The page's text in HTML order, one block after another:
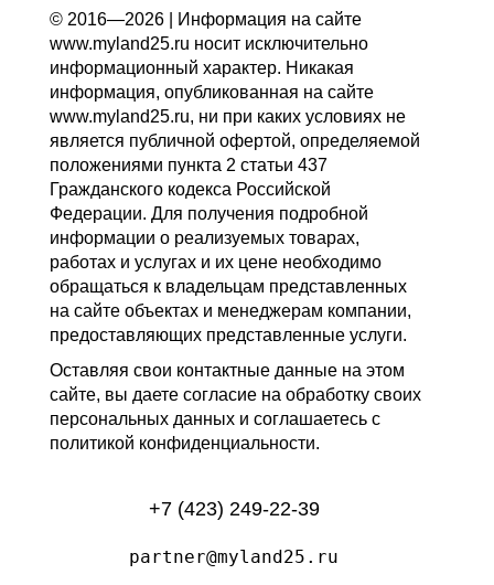
© 2016—2026 | Информация на сайте
www.myland25.ru носит исключительно
информационный характер. Никакая
информация, опубликованная на сайте
www.myland25.ru, ни при каких условиях не
является публичной офертой, определяемой
положениями пункта 2 статьи 437
Гражданского кодекса Российской
Федерации. Для получения подробной
информации о реализуемых товарах,
работах и услугах и их цене необходимо
обращаться к владельцам представленных
на сайте объектах и менеджерам компании,
предоставляющих представленные услуги.
Оставляя свои контактные данные на этом
сайте, вы даете согласие на обработку своих
персональных данных и соглашаетесь с
политикой конфиденциальности.
+7 (423) 249-22-39
partner@myland25.ru